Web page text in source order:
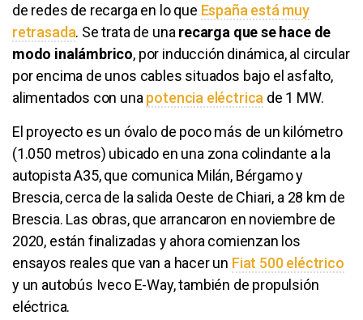
de redes de recarga en lo que España está muy
retrasada. Se trata de una recarga que se hace de
modo inalámbrico, por inducción dinámica, al circular
por encima de unos cables situados bajo el asfalto,
alimentados con una potencia eléctrica de 1 MW.
El proyecto es un óvalo de poco más de un kilómetro
(1.050 metros) ubicado en una zona colindante a la
autopista A35, que comunica Milán, Bérgamo y
Brescia, cerca de la salida Oeste de Chiari, a 28 km de
Brescia. Las obras, que arrancaron en noviembre de
2020, están finalizadas y ahora comienzan los
ensayos reales que van a hacer un Fiat 500 eléctrico
y un autobús Iveco E-Way, también de propulsión
eléctrica.